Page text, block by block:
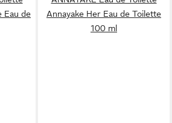
Eau de
Annayake Her Eau de Toilette
100 ml